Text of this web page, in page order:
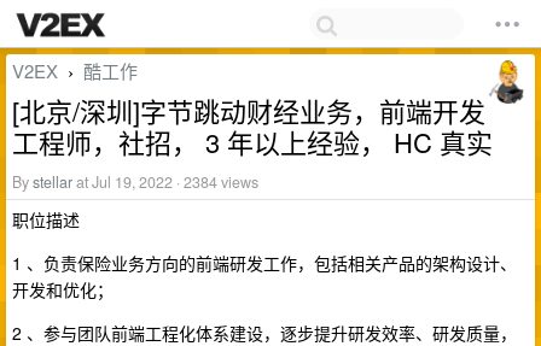
V2EX › 酷工作
[北京/深圳]字节跳动财经业务，前端开发
工程师，社招， 3 年以上经验， HC 真实
Bystellarat Jul 19, 2022 · 2384 views
职位描述
1 、负责保险业务方向的前端研发工作，包括相关产品的架构设计、
开发和优化；
2 、参与团队前端工程化体系建设，逐步提升研发效率、研发质量，